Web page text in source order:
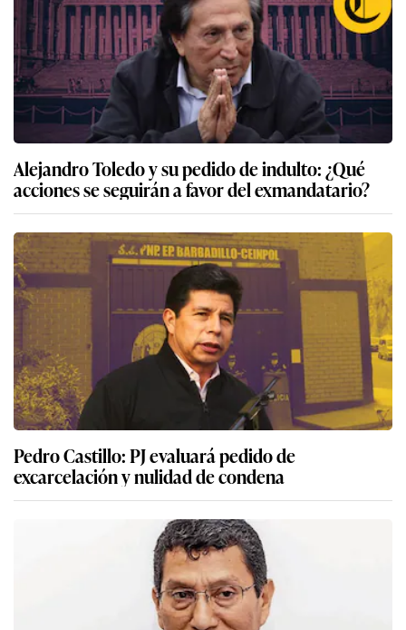
Alejandro Toledo y su pedido de indulto: ¿Qué
acciones se seguirán a favor del exmandatario?
Pedro Castillo: PJ evaluará pedido de
excarcelación y nulidad de condena